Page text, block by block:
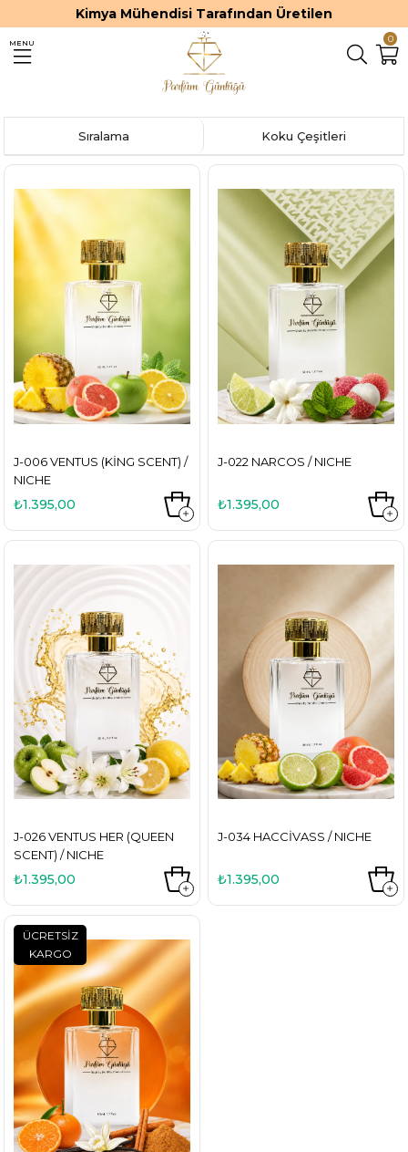
Kimya Mühendisi Tarafından Üretilen
0
MENU
Koku Çeşitleri
Sıralama
J-006 VENTUS (KING SCENT) /
NICHE
₺1.395,00
J-022 NARCOS / NICHE
₺1.395,00
J-026 VENTUS HER (QUEEN
SCENT) / NICHE
₺1.395,00
J-034 HACCIVASS / NICHE
₺1.395,00
ÜCRETSIZ
KARGO